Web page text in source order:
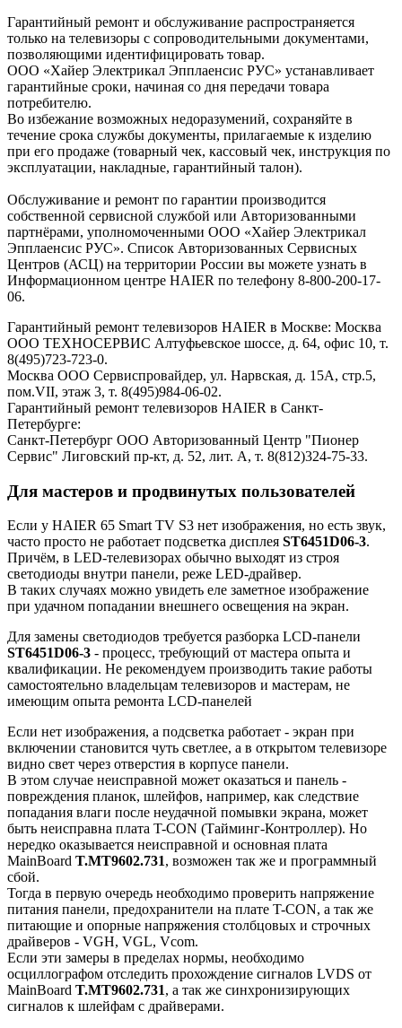
Гарантийный ремонт и обслуживание распространяется
только на телевизоры с сопроводительными документами,
позволяющими идентифицировать товар.
ООО «Хайер Электрикал Эпплаенсис РУС» устанавливает
гарантийные сроки, начиная со дня передачи товара
потребителю.
Во избежание возможных недоразумений, сохраняйте в
течение срока службы документы, прилагаемые к изделию
при его продаже (товарный чек, кассовый чек, инструкция по
эксплуатации, накладные, гарантийный талон).
Обслуживание и ремонт по гарантии производится
собственной сервисной службой или Авторизованными
партнёрами, уполномоченными ООО «Хайер Электрикал
Эпплаенсис РУС». Список Авторизованных Сервисных
Центров (АСЦ) на территории России вы можете узнать в
Информационном центре HAIER по телефону 8-800-200-17-
06.
Гарантийный ремонт телевизоров HAIER в Москве: Москва
ООО ТЕХНОСЕРВИС Алтуфьевское шоссе, д. 64, офис 10, т.
8(495)723-723-0.
Москва ООО Сервиспровайдер, ул. Нарвская, д. 15А, стр.5,
пом.VII, этаж 3, т. 8(495)984-06-02.
Гарантийный ремонт телевизоров HAIER в Санкт-
Петербурге:
Санкт-Петербург ООО Авторизованный Центр "Пионер
Сервис" Лиговский пр-кт, д. 52, лит. А, т. 8(812)324-75-33.
Для мастеров и продвинутых пользователей
Если у HAIER 65 Smart TV S3 нет изображения, но есть звук,
часто просто не работает подсветка дисплея ST6451D06-3.
Причём, в LED-телевизорах обычно выходят из строя
светодиоды внутри панели, реже LED-драйвер.
В таких случаях можно увидеть еле заметное изображение
при удачном попадании внешнего освещения на экран.
Для замены светодиодов требуется разборка LCD-панели
ST6451D06-3 - процесс, требующий от мастера опыта и
квалификации. Не рекомендуем производить такие работы
самостоятельно владельцам телевизоров и мастерам, не
имеющим опыта ремонта LCD-панелей
Если нет изображения, а подсветка работает - экран при
включении становится чуть светлее, а в открытом телевизоре
видно свет через отверстия в корпусе панели.
В этом случае неисправной может оказаться и панель -
повреждения планок, шлейфов, например, как следствие
попадания влаги после неудачной помывки экрана, может
быть неисправна плата T-CON (Тайминг-Контроллер). Но
нередко оказывается неисправной и основная плата
MainBoard T.MT9602.731, возможен так же и программный
сбой.
Тогда в первую очередь необходимо проверить напряжение
питания панели, предохранители на плате T-CON, а так же
питающие и опорные напряжения столбцовых и строчных
драйверов - VGH, VGL, Vcom.
Если эти замеры в пределах нормы, необходимо
осциллографом отследить прохождение сигналов LVDS от
MainBoard T.MT9602.731, а так же синхронизирующих
сигналов к шлейфам с драйверами.